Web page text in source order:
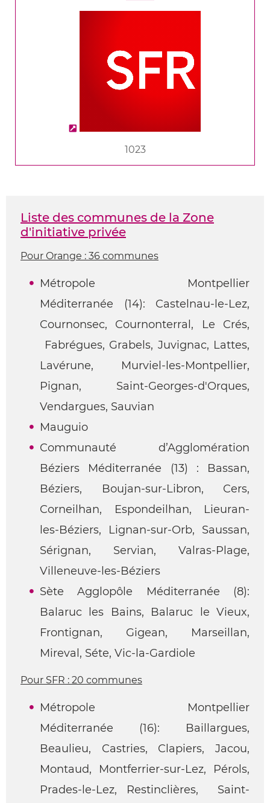
1023
Liste des communes de la Zone
d'initiative privée
Pour Orange : 36 communes
Métropole Montpellier
Méditerranée (14): Castelnau-le-Lez,
Cournonsec, Cournonterral, Le Crés,
Fabrégues, Grabels, Juvignac, Lattes,
Lavérune, Murviel-les-Montpellier,
Pignan, Saint-Georges-d'Orques,
Vendargues, Sauvian
Mauguio
Communauté d’Agglomération
Béziers Méditerranée (13) : Bassan,
Béziers, Boujan-sur-Libron, Cers,
Corneilhan, Espondeilhan, Lieuran-
les-Béziers, Lignan-sur-Orb, Saussan,
Sérignan, Servian, Valras-Plage,
Villeneuve-les-Béziers
Sète Agglopôle Méditerranée (8):
Balaruc les Bains, Balaruc le Vieux,
Frontignan, Gigean, Marseillan,
Mireval, Séte, Vic-la-Gardiole
Pour SFR : 20 communes
Métropole Montpellier
Méditerranée (16): Baillargues,
Beaulieu, Castries, Clapiers, Jacou,
Montaud, Montferrier-sur-Lez, Pérols,
Prades-le-Lez, Restinclières, Saint-